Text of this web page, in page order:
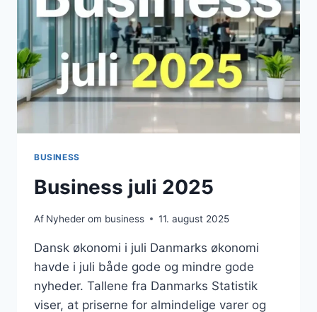
BUSINESS
Business juli 2025
Af Nyheder om business 11. august 2025
Dansk økonomi i juli Danmarks økonomi
havde i juli både gode og mindre gode
nyheder. Tallene fra Danmarks Statistik
viser, at priserne for almindelige varer og